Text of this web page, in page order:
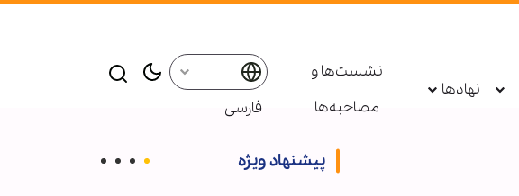
نهادها
نشست‌ها و
مصاحبه‌ها
فارسی
پیشنهاد ویژه